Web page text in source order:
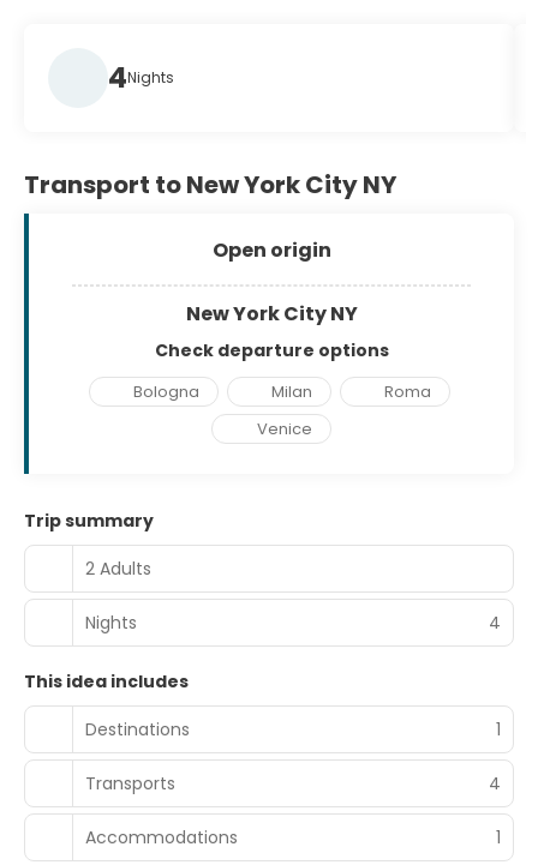
4Nights
Transport to New York City NY
Open origin
New York City NY
Check departure options
Bologna Milan
Roma
Venice
Trip summary
2 Adults
Nights 4
This idea includes
Destinations
1
Transports 4
Accommodations 1